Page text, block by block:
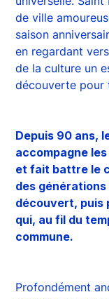
de ville
saison
en regardant
de la culture un
découverte pour
Depuis 90 ans,
accompagne
et fait battre le
des
découvert, puis
qui, au fil du
commune.
Profondément